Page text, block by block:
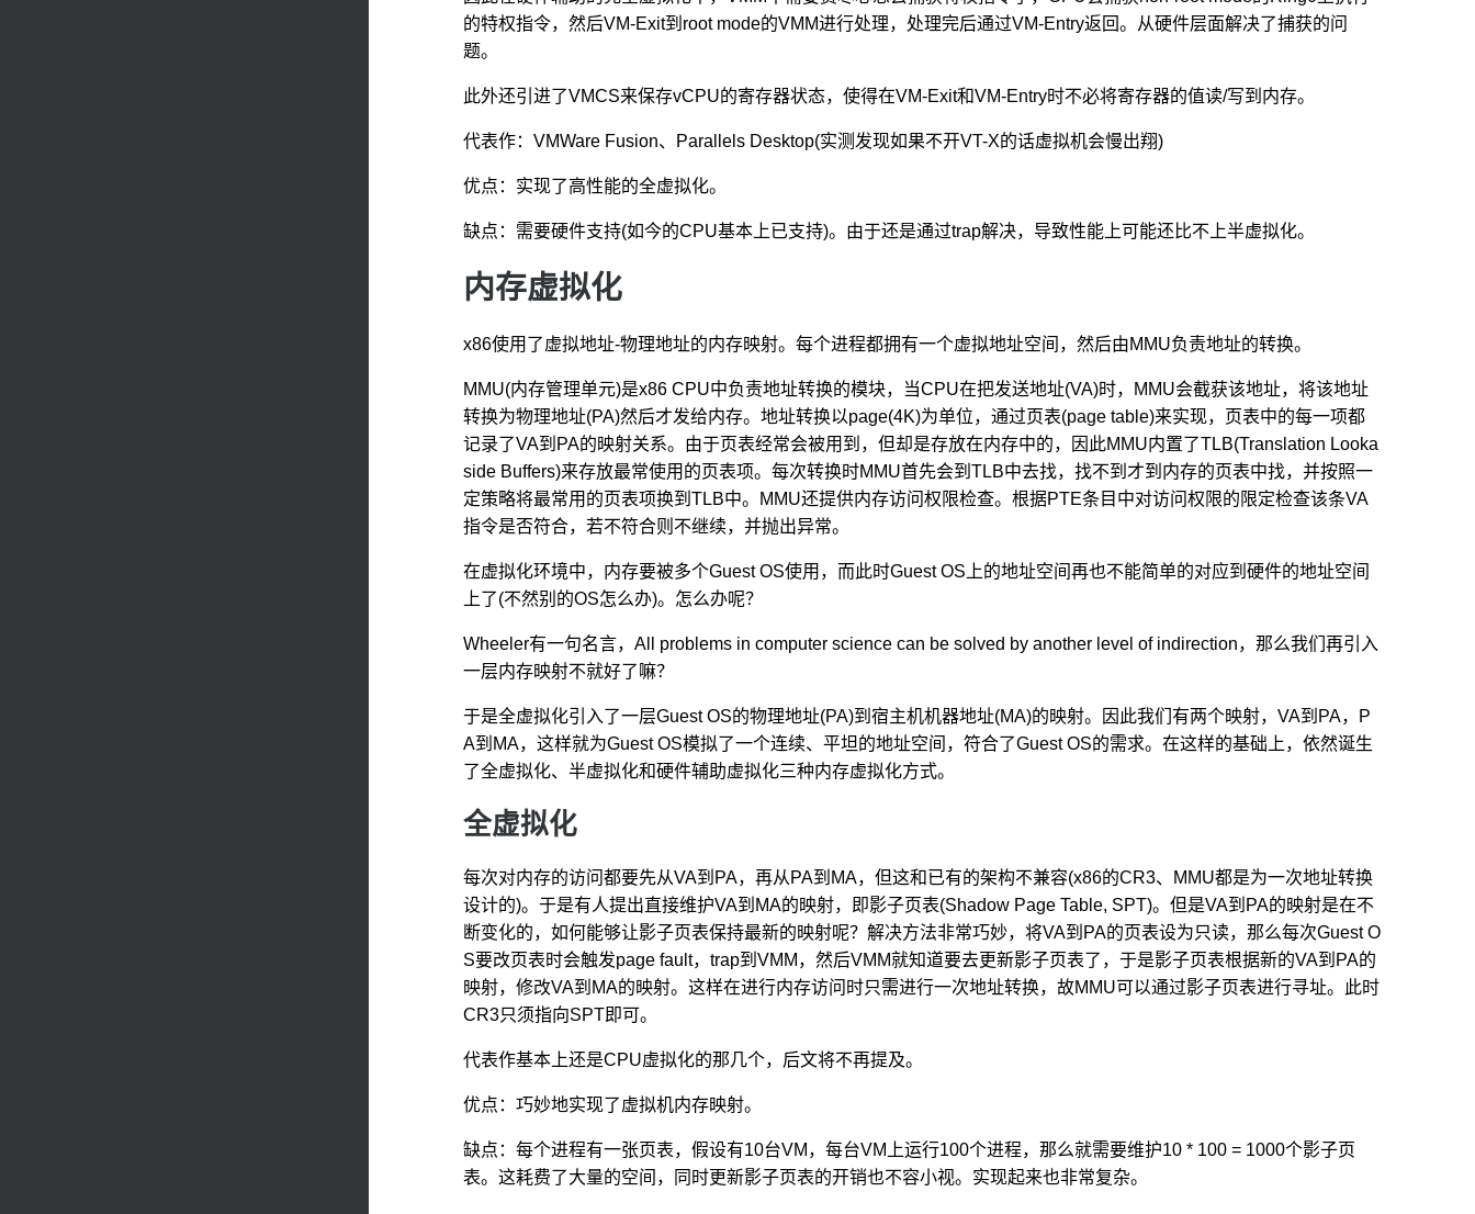
的特权指令，然后VM-Exit到root mode的VMM进行处理，处理完后通过VM-Entry返回。从硬件层面解决了捕获的问
题。
此外还引进了VMCS来保存vCPU的寄存器状态，使得在VM-Exit和VM-Entry时不必将寄存器的值读/写到内存。
代表作：VMWare Fusion、Parallels Desktop(实测发现如果不开VT-X的话虚拟机会慢出翔)
优点：实现了高性能的全虚拟化。
缺点：需要硬件支持(如今的CPU基本上已支持)。由于还是通过trap解决，导致性能上可能还比不上半虚拟化。
内存虚拟化
x86使用了虚拟地址-物理地址的内存映射。每个进程都拥有一个虚拟地址空间，然后由MMU负责地址的转换。
MMU(内存管理单元)是x86 CPU中负责地址转换的模块，当CPU在把发送地址(VA)时，MMU会截获该地址，将该地址
转换为物理地址(PA)然后才发给内存。地址转换以page(4K)为单位，通过页表(page table)来实现，页表中的每一项都
记录了VA到PA的映射关系。由于页表经常会被用到，但却是存放在内存中的，因此MMU内置了TLB(Translation Looka
side Buffers)来存放最常使用的页表项。每次转换时MMU首先会到TLB中去找，找不到才到内存的页表中找，并按照一
定策略将最常用的页表项换到TLB中。MMU还提供内存访问权限检查。根据PTE条目中对访问权限的限定检查该条VA
指令是否符合，若不符合则不继续，并抛出异常。
在虚拟化环境中，内存要被多个Guest OS使用，而此时Guest OS上的地址空间再也不能简单的对应到硬件的地址空间
上了(不然别的OS怎么办)。怎么办呢？
Wheeler有一句名言，All problems in computer science can be solved by another level of indirection，那么我们再引入
一层内存映射不就好了嘛？
于是全虚拟化引入了一层Guest OS的物理地址(PA)到宿主机机器地址(MA)的映射。因此我们有两个映射，VA到PA，P
A到MA，这样就为Guest OS模拟了一个连续、平坦的地址空间，符合了Guest OS的需求。在这样的基础上，依然诞生
了全虚拟化、半虚拟化和硬件辅助虚拟化三种内存虚拟化方式。
全虚拟化
每次对内存的访问都要先从VA到PA，再从PA到MA，但这和已有的架构不兼容(x86的CR3、MMU都是为一次地址转换
设计的)。于是有人提出直接维护VA到MA的映射，即影子页表(Shadow Page Table, SPT)。但是VA到PA的映射是在不
断变化的，如何能够让影子页表保持最新的映射呢？解决方法非常巧妙，将VA到PA的页表设为只读，那么每次Guest O
S要改页表时会触发page fault，trap到VMM，然后VMM就知道要去更新影子页表了，于是影子页表根据新的VA到PA的
映射，修改VA到MA的映射。这样在进行内存访问时只需进行一次地址转换，故MMU可以通过影子页表进行寻址。此时
CR3只须指向SPT即可。
代表作基本上还是CPU虚拟化的那几个，后文将不再提及。
优点：巧妙地实现了虚拟机内存映射。
缺点：每个进程有一张页表，假设有10台VM，每台VM上运行100个进程，那么就需要维护10 * 100 = 1000个影子页
表。这耗费了大量的空间，同时更新影子页表的开销也不容小视。实现起来也非常复杂。